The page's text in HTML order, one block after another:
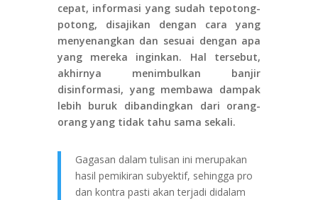
cepat, informasi yang sudah tepotong-
potong, disajikan dengan cara yang
menyenangkan dan sesuai dengan apa
yang mereka inginkan. Hal tersebut,
akhirnya menimbulkan banjir
disinformasi, yang membawa dampak
lebih buruk dibandingkan dari orang-
orang yang tidak tahu sama sekali.
Gagasan dalam tulisan ini merupakan
hasil pemikiran subyektif, sehingga pro
dan kontra pasti akan terjadi didalam